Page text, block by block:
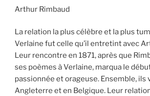
Arthur Rimbaud
La relation la plus célèbre et la plus
Verlaine fut celle qu’il entretint avec
Leur rencontre en 1871, après que
ses poèmes à Verlaine, marqua le
passionnée et orageuse. Ensemble, ils
Angleterre et en Belgique. Leur